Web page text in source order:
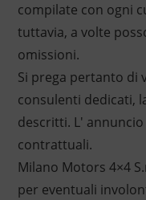
compilate con ogni
tuttavia, a volte
omissioni.
Si prega pertanto di
consulenti dedicati,
descritti. L'
contrattuali.
Milano Motors 4×4
per eventuali